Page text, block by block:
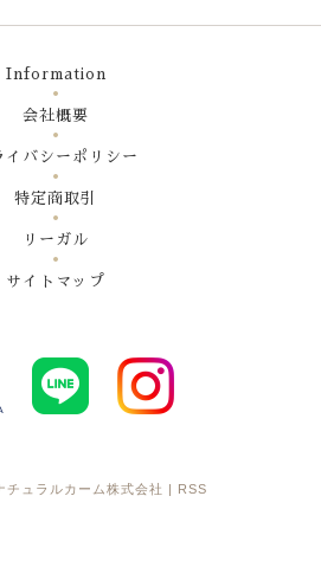
Information
会社概要
イバシーポリシー
特定商取引
リーガル
サイトマップ
チュラルカーム株式会社 RSS